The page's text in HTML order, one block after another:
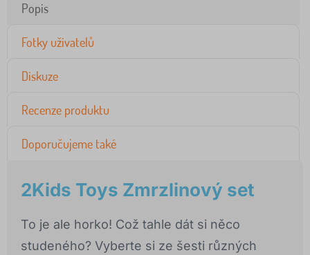
Popis
Fotky uživatelů
Diskuze
Recenze produktu
Doporučujeme také
2Kids Toys Zmrzlinový set
To je ale horko! Což tahle dát si něco
studeného? Vyberte si ze šesti různých